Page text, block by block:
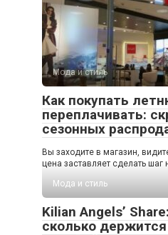
Мода и стиль
Как покупать
переплачивать:
сезонных
Вы заходите в магазин,
цена заставляет сделать шаг
Мода и стиль
Kilian Angels’
сколько